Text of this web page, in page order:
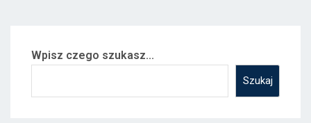
Wpisz czego szukasz...
Szukaj